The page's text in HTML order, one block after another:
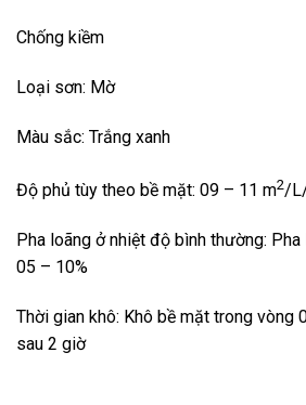
Chống kiềm
Loại sơn: Mờ
Màu sắc: Trắng xanh
Độ phủ tùy theo bề mặt: 09 – 11 m2/
Pha loãng ở nhiệt độ bình thường:
05 – 10%
Thời gian khô: Khô bề mặt trong vòng
sau 2 giờ